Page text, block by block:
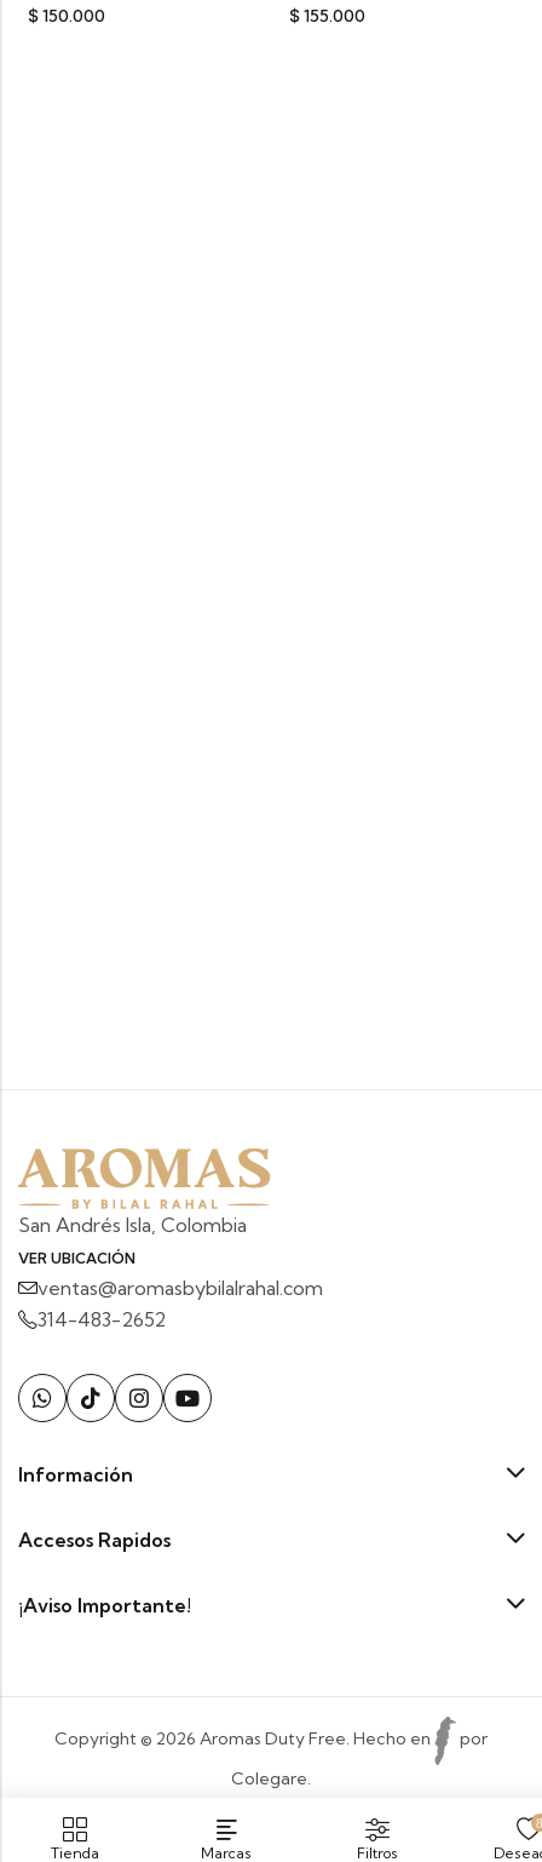
$150.000 $155.000
San Andrés Isla, Colombia
VER UBICACIÓN
ventas@aromasbybilalrahal.com
314-483-2652
Información
Accesos Rapidos
¡Aviso Importante!
Copyright © 2026 Aromas Duty Free. Hecho en
por
Colegare.
Payment:
Tienda Marcas Filtros